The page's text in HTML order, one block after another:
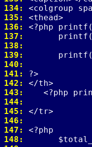
134:
135:
136:
137:
138:
139:
140:
141:
142:
143:
144:
145:
146:
147:
148: